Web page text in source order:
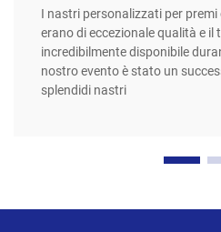
I nastri personalizzati per
erano di eccezionale qualità e il
incredibilmente disponibile
nostro evento è stato un
splendidi nastri